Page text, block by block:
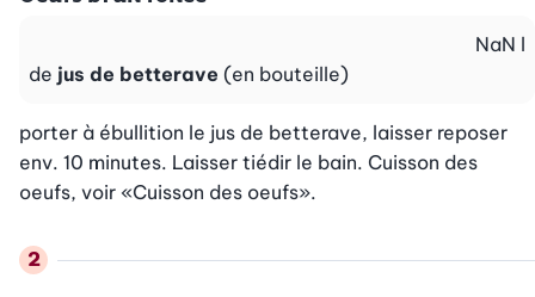
de jus de betterave (en bouteille)
NaN l
porter à ébullition le jus de betterave, laisser reposer
env. 10 minutes. Laisser tiédir le bain. Cuisson des
oeufs, voir «Cuisson des oeufs».